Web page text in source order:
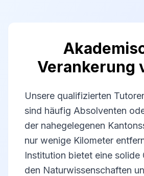
Verankerung
Unsere qualifizierten
sind häufig Absolventen
der nahegelegenen
nur wenige Kilometer
Institution bietet eine solide
den Naturwissenschaften